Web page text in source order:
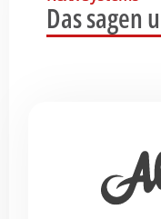
Das sagen